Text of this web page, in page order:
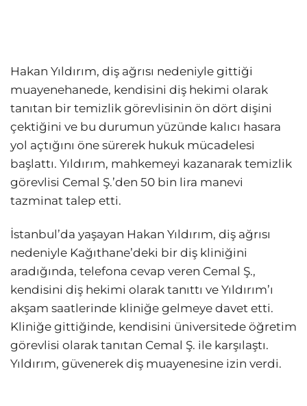
Hakan Yıldırım, diş ağrısı nedeniyle gittiği
muayenehanede, kendisini diş hekimi olarak
tanıtan bir temizlik görevlisinin ön dört dişini
çektiğini ve bu durumun yüzünde kalıcı hasara
yol açtığını öne sürerek hukuk mücadelesi
başlattı. Yıldırım, mahkemeyi kazanarak temizlik
görevlisi Cemal Ş.’den 50 bin lira manevi
tazminat talep etti.
İstanbul’da yaşayan Hakan Yıldırım, diş ağrısı
nedeniyle Kağıthane’deki bir diş kliniğini
aradığında, telefona cevap veren Cemal Ş.,
kendisini diş hekimi olarak tanıttı ve Yıldırım’ı
akşam saatlerinde kliniğe gelmeye davet etti.
Kliniğe gittiğinde, kendisini üniversitede öğretim
görevlisi olarak tanıtan Cemal Ş. ile karşılaştı.
Yıldırım, güvenerek diş muayenesine izin verdi.